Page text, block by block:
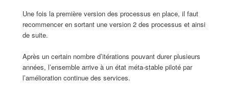
Une fois la première version des processus en place, il faut
recommencer en sortant une version 2 des processus et ainsi
de suite.
Après un certain nombre d’itérations pouvant durer plusieurs
années, l’ensemble arrive à un état méta-stable piloté par
l’amélioration continue des services.